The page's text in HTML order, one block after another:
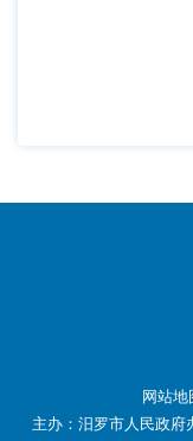
网站地
主办：汨罗市人民政